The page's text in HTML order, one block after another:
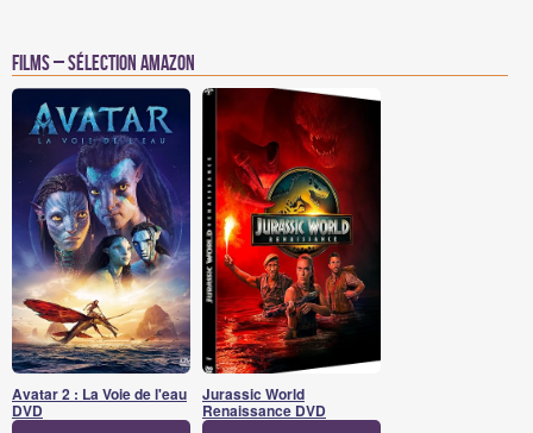
Films – Sélection Amazon
Avatar 2 : La Voie de l'eau
DVD
Jurassic World
Renaissance DVD